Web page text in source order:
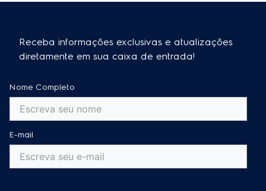
Receba informações exclusivas e atualizações
diretamente em sua caixa de entrada!
Nome Completo
E-mail